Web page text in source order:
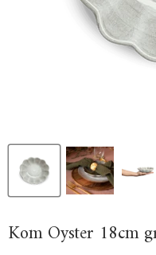
Kom Oyster 18cm